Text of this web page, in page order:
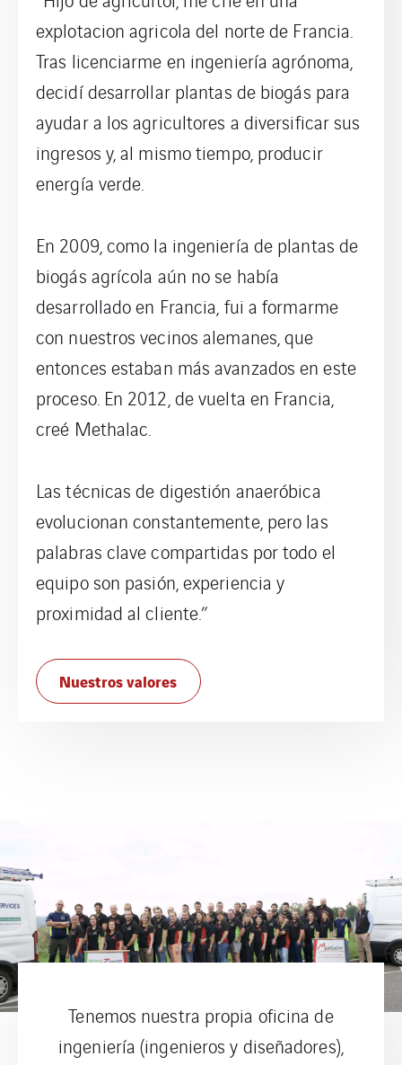
explotacion agricola del norte de Francia.
Tras licenciarme en ingeniería agrónoma,
decidí desarrollar plantas de biogás para
ayudar a los agricultores a diversificar sus
ingresos y, al mismo tiempo, producir
energía verde.
En 2009, como la ingeniería de plantas de
biogás agrícola aún no se había
desarrollado en Francia, fui a formarme
con nuestros vecinos alemanes, que
entonces estaban más avanzados en este
proceso. En 2012, de vuelta en Francia,
creé Methalac.
Las técnicas de digestión anaeróbica
evolucionan constantemente, pero las
palabras clave compartidas por todo el
equipo son pasión, experiencia y
proximidad al cliente.”
Nuestros valores
Tenemos nuestra propia oficina de
ingeniería (ingenieros y diseñadores),